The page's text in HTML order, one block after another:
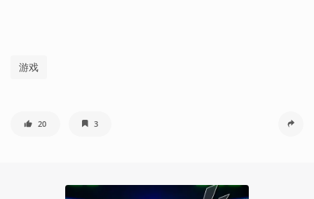
游戏
20 3